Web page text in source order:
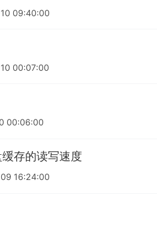
09:40:00
00:07:00
00:06:00
存的读写速度
16:24:00